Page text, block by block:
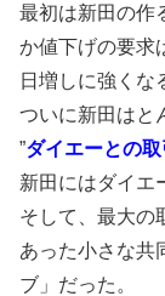
最初は新田の作
か値下げの要求
日増しに強くな
ついに新田はと
”ダイエーとの
新田にはダイエ
そして、最大の
あった小さな共
ブ」だった。